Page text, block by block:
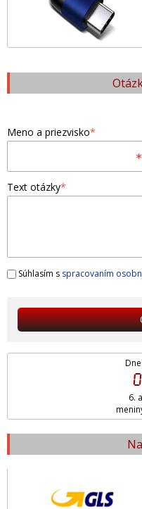
Meno a priezvisko*
Text otázky*
Súhlasím s spracovaním
6.